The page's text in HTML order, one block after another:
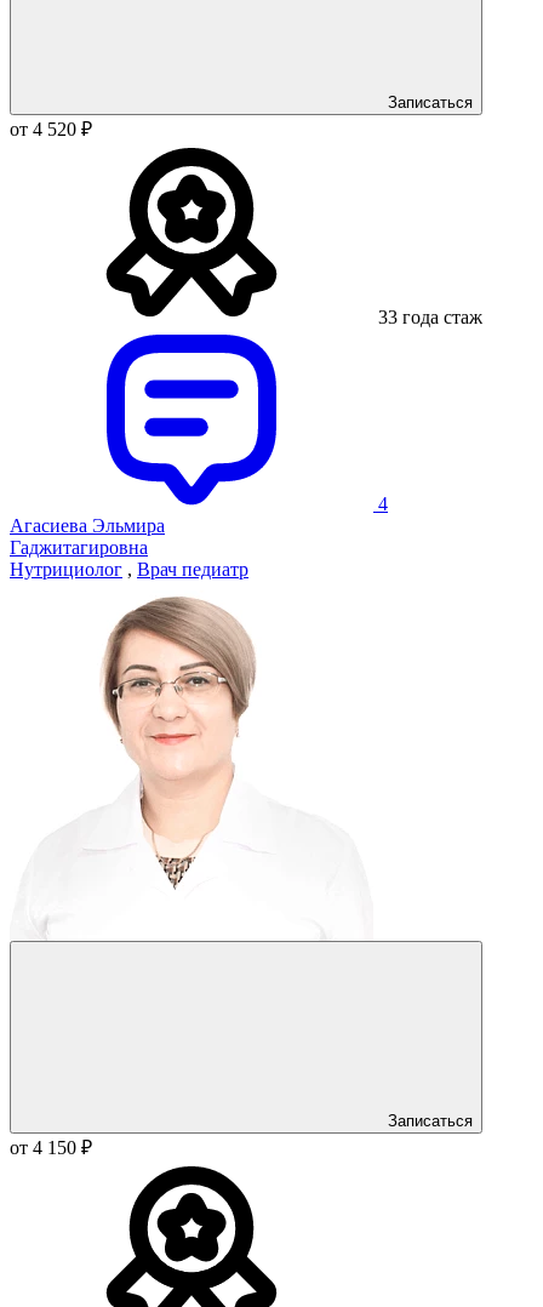
Записаться
от 4 520 ₽
33 года стаж
4
Агасиева Эльмира
Гаджитагировна
Нутрициолог , Врач педиатр
Записаться
от 4 150 ₽